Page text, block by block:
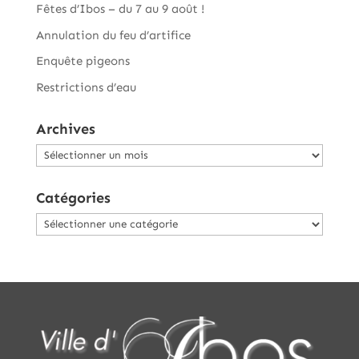
Fêtes d’Ibos – du 7 au 9 août !
Annulation du feu d’artifice
Enquête pigeons
Restrictions d’eau
Archives
Archives
Catégories
Catégories